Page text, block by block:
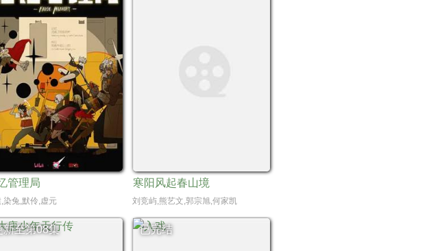
可人,陈东阳,黄博远,斓曦,张弓,金俊秀,陈欣予
那,严知度,杨新鸣,周思羽,祖峰,廖凡,尹正
管理局
染兔,默伶,虚元
寒阳风起春山境
刘竞屿,熊艺文,郭宗旭,何家凯
新至第08集 已完结